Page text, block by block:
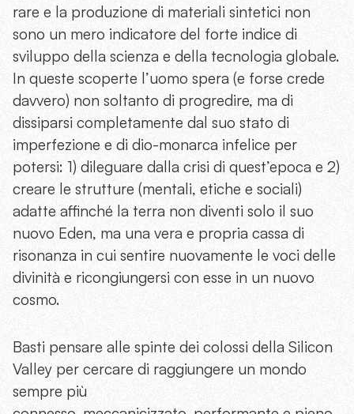
rare e la produzione di materiali sintetici non
sono un mero indicatore del forte indice di
sviluppo della scienza e della tecnologia globale.
In queste scoperte l’uomo spera (e forse crede
davvero) non soltanto di progredire, ma di
dissiparsi completamente dal suo stato di
imperfezione e di dio-monarca infelice per
potersi: 1) dileguare dalla crisi di quest’epoca e 2)
creare le strutture (mentali, etiche e sociali)
adatte affinché la terra non diventi solo il suo
nuovo Eden, ma una vera e propria cassa di
risonanza in cui sentire nuovamente le voci delle
divinità e ricongiungersi con esse in un nuovo
cosmo.
Basti pensare alle spinte dei colossi della Silicon
Valley per cercare di raggiungere un mondo
sempre più